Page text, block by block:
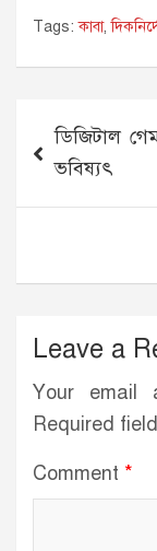
Tags: কাবা,
navigation
ডিজিটাল
ভবিষ্যৎ
Leave a
Your email
Required
Comment *